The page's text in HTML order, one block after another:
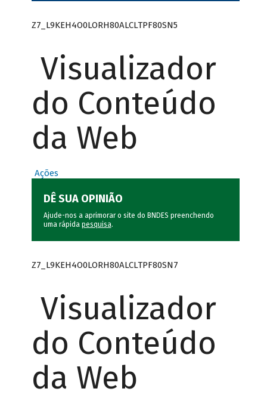
Z7_L9KEH4O0LORH80ALCLTPF80SN5
Visualizador
do Conteúdo
da Web
Ações
DÊ SUA OPINIÃO
Ajude-nos a aprimorar o site do BNDES preenchendo
uma rápida pesquisa.
Z7_L9KEH4O0LORH80ALCLTPF80SN7
Visualizador
do Conteúdo
da Web